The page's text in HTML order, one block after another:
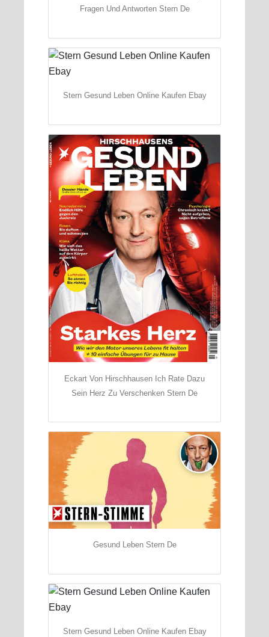
Fragen Und Antworten Stern De
Stern Gesund Leben Online Kaufen Ebay
Eckart Von Hirschhausen Ich Rate Dazu
Sein Herz Zu Verschenken Stern De
Gesund Leben Stern De
Stern Gesund Leben Online Kaufen Ebay